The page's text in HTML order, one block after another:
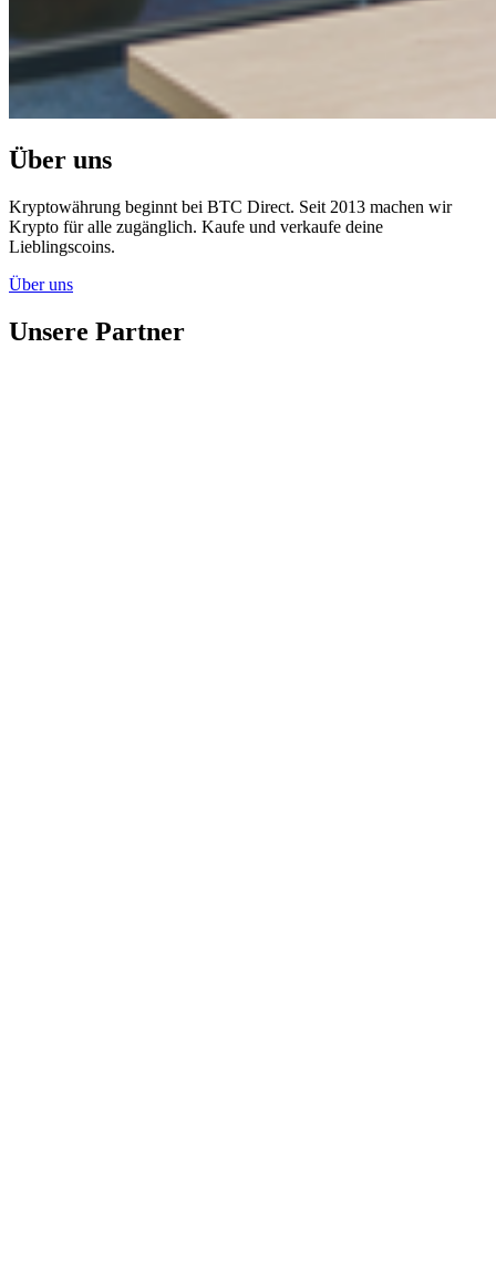
Über uns
Kryptowährung beginnt bei BTC Direct. Seit 2013 machen wir
Krypto für alle zugänglich. Kaufe und verkaufe deine
Lieblingscoins.
Über uns
Unsere Partner